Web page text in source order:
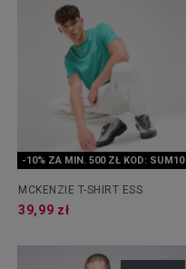
-10% ZA MIN. 500 ZŁ KOD: SUM10
MCKENZIE T-SHIRT ESS
39,99 zł